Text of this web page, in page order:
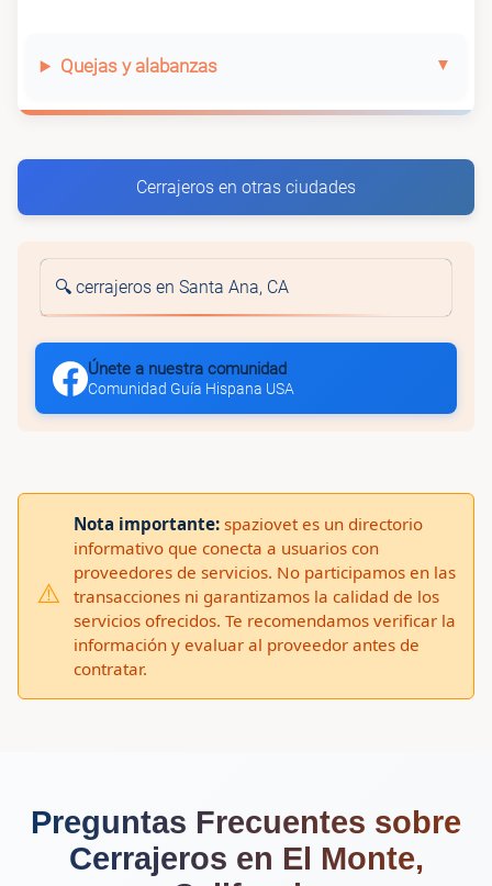
Quejas y alabanzas
Cerrajeros en otras ciudades
🔍 cerrajeros en Santa Ana, CA
Únete a nuestra comunidad
Comunidad Guía Hispana USA
⚠️
Nota importante: spaziovet es un directorio
informativo que conecta a usuarios con
proveedores de servicios. No participamos en las
transacciones ni garantizamos la calidad de los
servicios ofrecidos. Te recomendamos verificar la
información y evaluar al proveedor antes de
contratar.
Preguntas Frecuentes sobre
Cerrajeros en El Monte,